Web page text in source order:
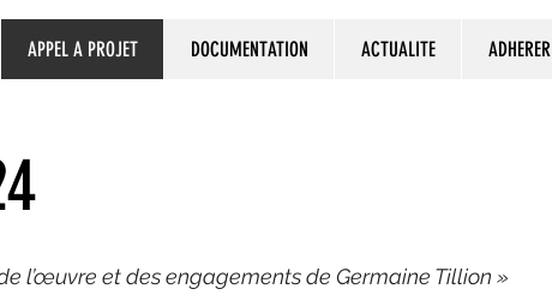
APPEL A PROJET DOCUMENTATION ACTUALITE ADHERER
l’œuvre et des engagements de Germaine Tillion »